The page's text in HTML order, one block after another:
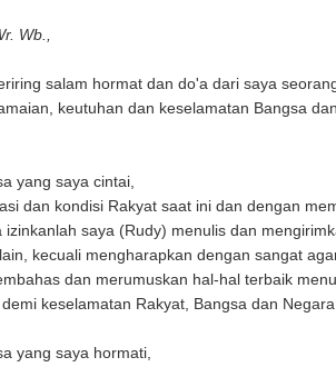
Wb.,
salam hormat dan do'a dari saya
keutuhan dan keselamatan Bangsa
yang saya cintai,
dan kondisi Rakyat saat ini dan dengan
izinkanlah saya (Rudy) menulis dan
kecuali mengharapkan dengan sangat
dan merumuskan hal-hal terbaik
keselamatan Rakyat, Bangsa dan
yang saya hormati,